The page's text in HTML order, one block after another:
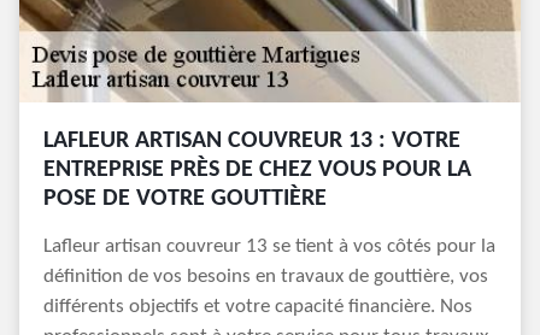
LAFLEUR ARTISAN COUVREUR 13 : VOTRE
ENTREPRISE PRÈS DE CHEZ VOUS POUR LA
POSE DE VOTRE GOUTTIÈRE
Lafleur artisan couvreur 13 se tient à vos côtés pour la
définition de vos besoins en travaux de gouttière, vos
différents objectifs et votre capacité financière. Nos